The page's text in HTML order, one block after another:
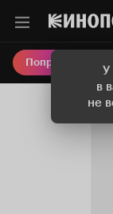
У
в
не
Попробовать